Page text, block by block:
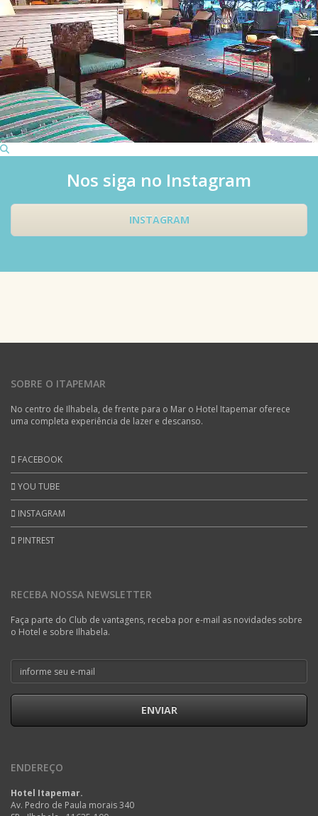
Nos siga no Instagram
INSTAGRAM
SOBRE O ITAPEMAR
No centro de Ilhabela, de frente para o Mar o Hotel Itapemar oferece
uma completa experiência de lazer e descanso.
FACEBOOK
YOU TUBE
INSTAGRAM
PINTREST
RECEBA NOSSA NEWSLETTER
Faça parte do Club de vantagens, receba por e-mail as novidades sobre
o Hotel e sobre Ilhabela.
ENVIAR
ENDEREÇO
Hotel Itapemar.
Av. Pedro de Paula morais 340